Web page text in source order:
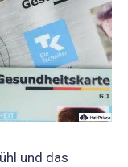
und das